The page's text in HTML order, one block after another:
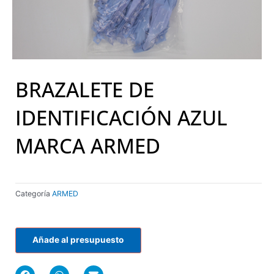
BRAZALETE DE
IDENTIFICACIÓN AZUL
MARCA ARMED
Categoría ARMED
Añade al presupuesto
F
W
E